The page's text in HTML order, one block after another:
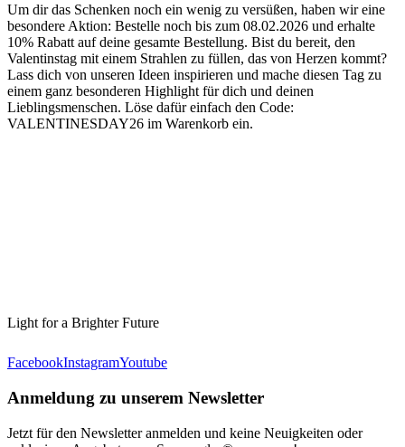
Um dir das Schenken noch ein wenig zu versüßen, haben wir eine
besondere Aktion: Bestelle noch bis zum 08.02.2026 und erhalte
10% Rabatt auf deine gesamte Bestellung. Bist du bereit, den
Valentinstag mit einem Strahlen zu füllen, das von Herzen kommt?
Lass dich von unseren Ideen inspirieren und mache diesen Tag zu
einem ganz besonderen Highlight für dich und deinen
Lieblingsmenschen. Löse dafür einfach den Code:
VALENTINESDAY26 im Warenkorb ein.
Light for a Brighter Future
FacebookInstagramYoutube
Anmeldung zu unserem Newsletter
Jetzt für den Newsletter anmelden und keine Neuigkeiten oder